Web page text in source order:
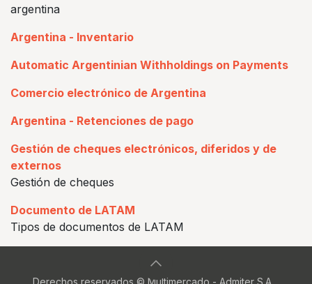
argentina
Argentina - Inventario
Automatic Argentinian Withholdings on Payments
Comercio electrónico de Argentina
Argentina - Retenciones de pago
Gestión de cheques electrónicos, diferidos y de
externos
Gestión de cheques
Documento de LATAM
Tipos de documentos de LATAM
Derechos reservados © Multimercado - Admiter S.A.